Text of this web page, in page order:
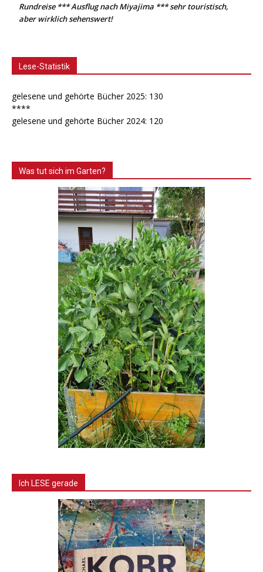
Rundreise *** Ausflug nach Miyajima *** sehr touristisch,
aber wirklich sehenswert!
Lese-Statistik
gelesene und gehörte Bücher 2025: 130
****
gelesene und gehörte Bücher 2024: 120
Was tut sich im Garten?
Ich LESE gerade